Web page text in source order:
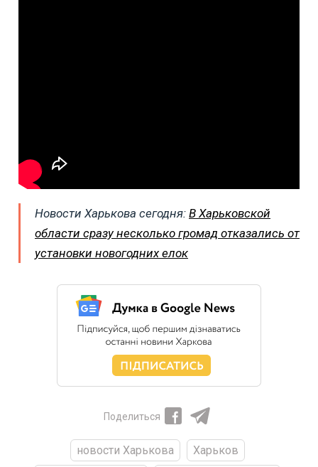
Новости Харькова сегодня: В Харьковской
области сразу несколько громад отказались от
установки новогодних елок
Поделиться
новости Харькова
Харьков